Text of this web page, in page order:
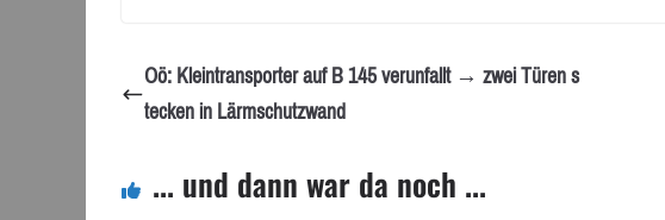
Oö: Kleintransporter auf B 145 verunfallt → zwei Türen s
tecken in Lärmschutzwand
... und dann war da noch ...